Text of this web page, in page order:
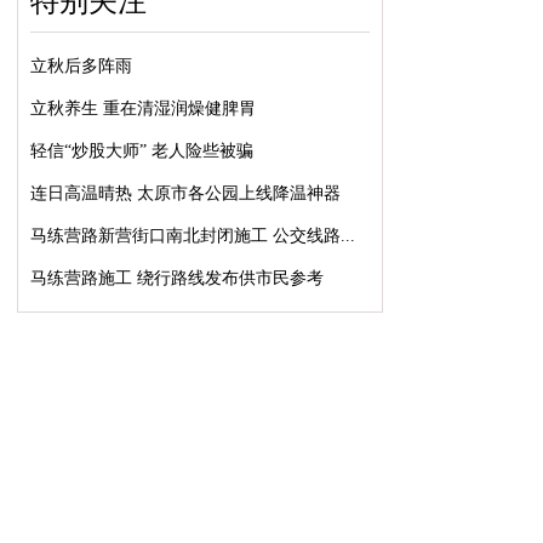
立秋后多阵雨
立秋养生 重在清湿润燥健脾胃
轻信“炒股大师” 老人险些被骗
连日高温晴热 太原市各公园上线降温神器
马练营路新营街口南北封闭施工 公交线路...
马练营路施工 绕行路线发布供市民参考